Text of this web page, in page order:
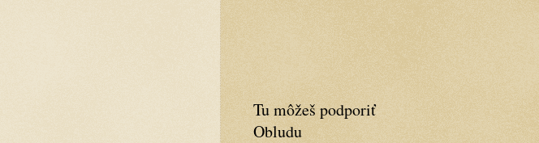
Tu môžeš podporiť
Obludu